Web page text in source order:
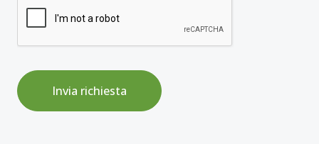
Invia richiesta